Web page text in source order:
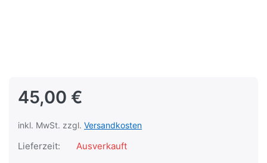
45,00 €
inkl. MwSt. zzgl. Versandkosten
Lieferzeit: Ausverkauft